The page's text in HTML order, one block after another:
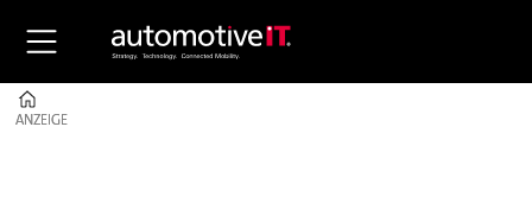
ANZEIGE
ANZEIGE